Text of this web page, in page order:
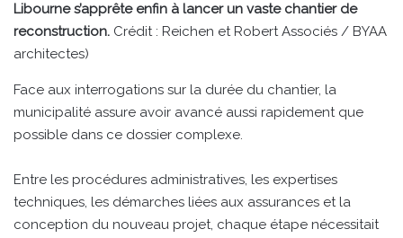
Libourne s’apprête enfin à lancer un vaste chantier de
reconstruction. Crédit : Reichen et Robert Associés / BYAA
architectes)
Face aux interrogations sur la durée du chantier, la
municipalité assure avoir avancé aussi rapidement que
possible dans ce dossier complexe.
Entre les procédures administratives, les expertises
techniques, les démarches liées aux assurances et la
conception du nouveau projet, chaque étape nécessitait